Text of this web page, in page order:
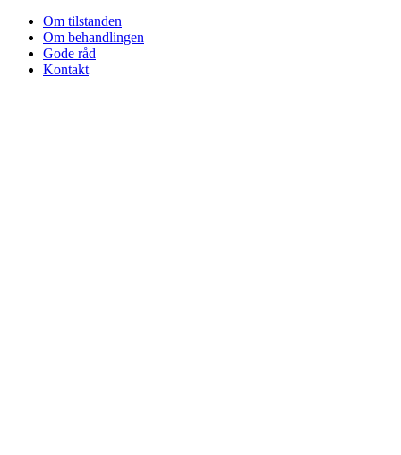
Om tilstanden
Om behandlingen
Gode råd
Kontakt